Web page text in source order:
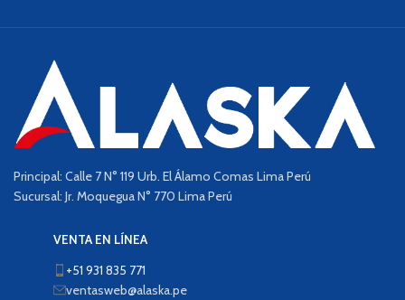
Principal: Calle 7 N° 119 Urb. El Álamo Comas Lima Perú
Sucursal: Jr. Moquegua N° 770 Lima Perú
VENTA EN LÍNEA
+51 931 835 771
ventasweb@alaska.pe